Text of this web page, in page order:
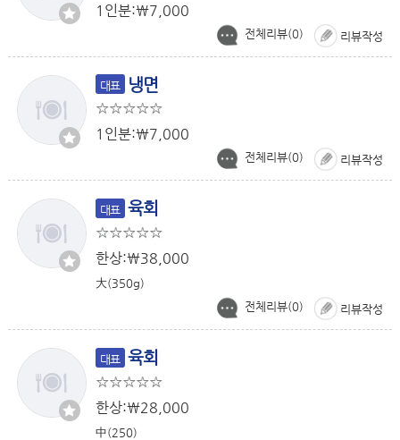
1인분:￦7,000
리뷰작성
전체리뷰(0)
대표 냉면
1인분:￦7,000
리뷰작성
전체리뷰(0)
대표 육회
한상:￦38,000
大(350g)
리뷰작성
전체리뷰(0)
대표 육회
한상:￦28,000
中(250)